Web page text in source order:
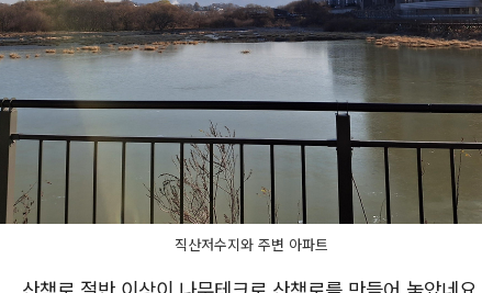
직산저수지와 주변 아파트